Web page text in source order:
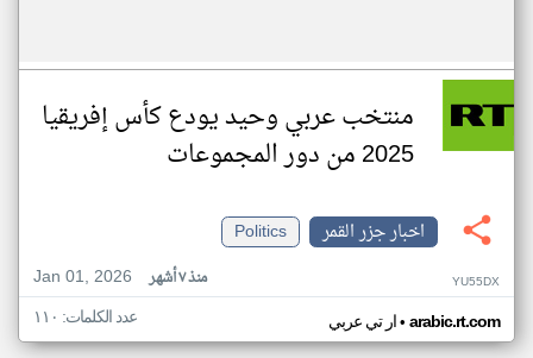
منتخب عربي وحيد يودع كأس إفريقيا
2025 من دور المجموعات
اخبار جزر القمر
Politics
Jan 01, 2026
منذ ٧ أشهر YU55DX
ار تي عربي• arabic.rt.com عدد الكلمات: ١١٠